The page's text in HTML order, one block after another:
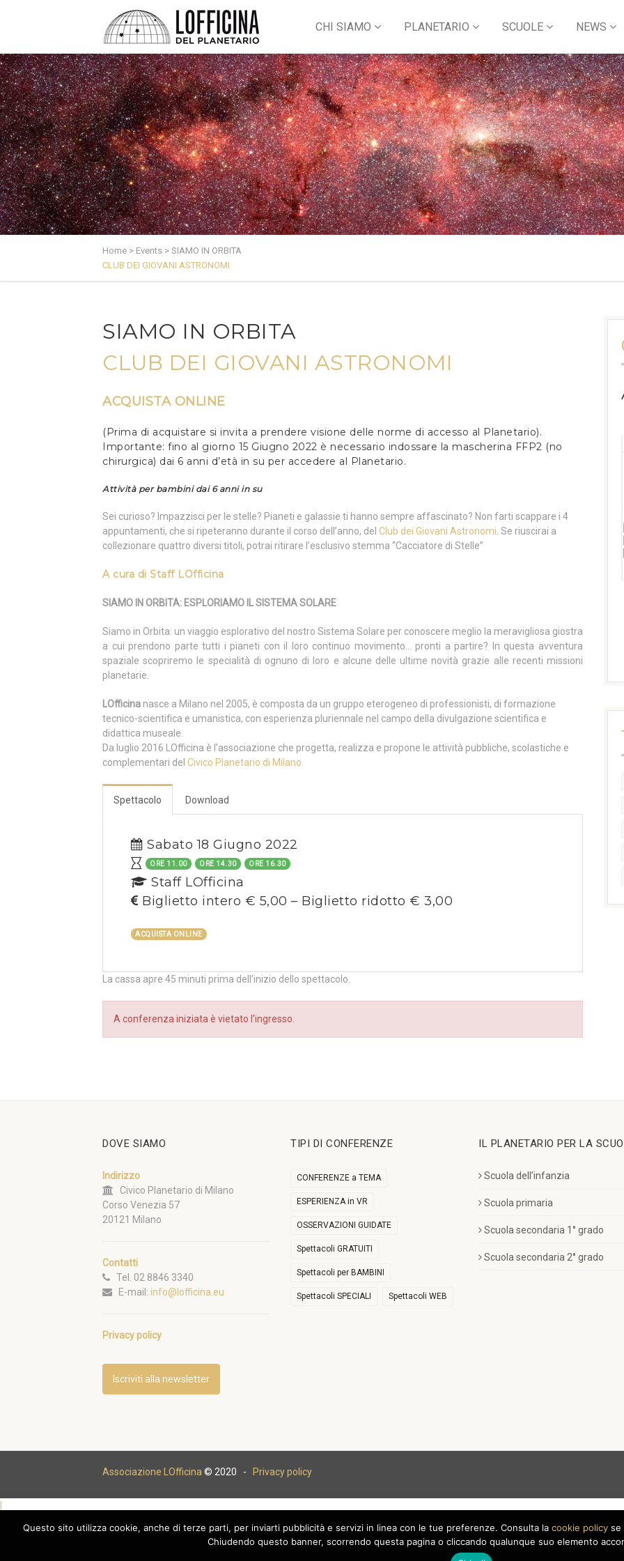
CHI SIAMO PLANETARIO SCUOLE NEWS
Home > Events > SIAMO IN ORBITA
CLUB DEI GIOVANI ASTRONOMI
SIAMO IN ORBITA
CLUB DEI GIOVANI ASTRONOMI
ACQUISTA ONLINE
(Prima di acquistare si invita a prendere visione delle norme di accesso al Planetario).
Importante: fino al giorno 15 Giugno 2022 è necessario indossare la mascherina FFP2 (no
chirurgica) dai 6 anni d’età in su per accedere al Planetario.
Attività per bambini dai 6 anni in su
Sei curioso? Impazzisci per le stelle? Pianeti e galassie ti hanno sempre affascinato? Non farti scappare i 4
appuntamenti, che si ripeteranno durante il corso dell’anno, del Club dei Giovani Astronomi . Se riuscirai a
collezionare quattro diversi titoli, potrai ritirare l’esclusivo stemma “Cacciatore di Stelle”
A cura di Staff LOfficina
SIAMO IN ORBITA: ESPLORIAMO IL SISTEMA SOLARE
Siamo in Orbita: un viaggio esplorativo del nostro Sistema Solare per conoscere meglio la meravigliosa giostra
a cui prendono parte tutti i pianeti con il loro continuo movimento… pronti a partire? In questa avventura
spaziale scopriremo le specialità di ognuno di loro e alcune delle ultime novità grazie alle recenti missioni
planetarie.
LOfficina nasce a Milano nel 2005, è composta da un gruppo eterogeneo di professionisti, di formazione
tecnico-scientifica e umanistica, con esperienza pluriennale nel campo della divulgazione scientifica e
didattica museale.
Da luglio 2016 LOfficina è l’associazione che progetta, realizza e propone le attività pubbliche, scolastiche e
complementari del Civico Planetario di Milano.
Spettacolo Download
Sabato 18 Giugno 2022
ORE 11.00 ORE 14.30 ORE 16.30
Staff LOfficina
Biglietto intero € 5,00 – Biglietto ridotto € 3,00
ACQUISTA ONLINE
La cassa apre 45 minuti prima dell’inizio dello spettacolo.
A conferenza iniziata è vietato l’ingresso.
DOVE SIAMO
Indirizzo
Civico Planetario di Milano
Corso Venezia 57
20121 Milano
Contatti
Tel. 02 8846 3340
E-mail: info@lofficina.eu
Privacy policy
Iscriviti alla newsletter
TIPI DI CONFERENZE
CONFERENZE a TEMA
ESPERIENZA in VR
OSSERVAZIONI GUIDATE
Spettacoli GRATUITI
Spettacoli per BAMBINI
Spettacoli SPECIALI Spettacoli WEB
IL PLANETARIO PER LA
Scuola dell’infanzia
Scuola primaria
Scuola secondaria 1° grado
Scuola secondaria 2° grado
Associazione LOfficina © 2020 - Privacy policy
Questo sito utilizza cookie, anche di terze parti, per inviarti pubblicità e servizi in linea con le tue preferenze. Consulta la cookie policy se
Chiudendo questo banner, scorrendo questa pagina o cliccando qualunque suo elemento